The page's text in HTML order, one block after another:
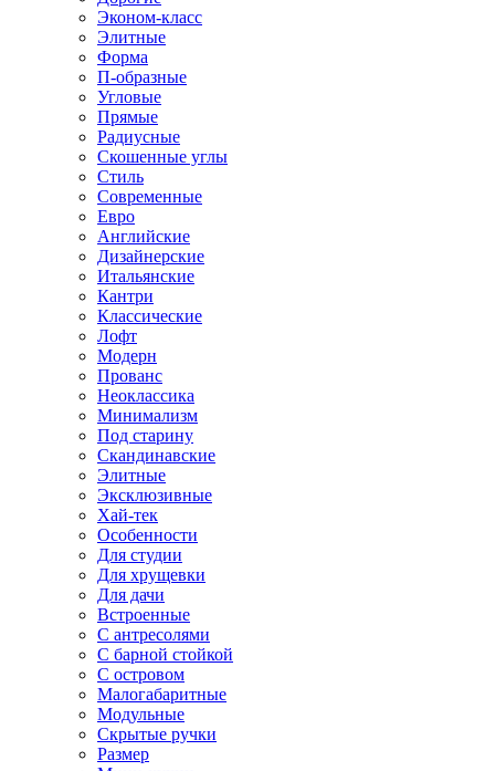
Эконом-класс
Элитные
Форма
П-образные
Угловые
Прямые
Радиусные
Скошенные углы
Стиль
Современные
Евро
Английские
Дизайнерские
Итальянские
Кантри
Классические
Лофт
Модерн
Прованс
Неоклассика
Минимализм
Под старину
Скандинавские
Элитные
Эксклюзивные
Хай-тек
Особенности
Для студии
Для хрущевки
Для дачи
Встроенные
С антресолями
С барной стойкой
С островом
Малогабаритные
Модульные
Скрытые ручки
Размер